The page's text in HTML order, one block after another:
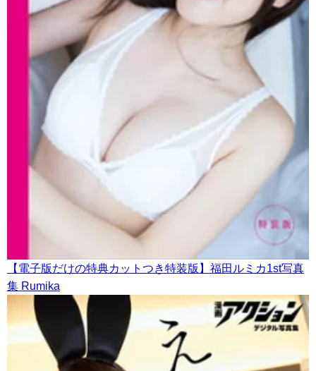
【電子版だけの特典カットつき特装版】福田ルミカ1st写真
集 Rumika